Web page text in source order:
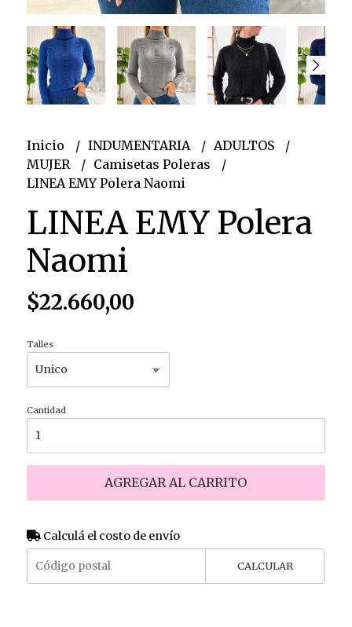
Inicio INDUMENTARIA
ADULTOS
MUJER
Camisetas Poleras
LINEA EMY Polera Naomi
LINEA EMY Polera
Naomi
$22.660,00
Talles
Cantidad
AGREGAR AL CARRITO
Calculá el costo de envío
CALCULAR